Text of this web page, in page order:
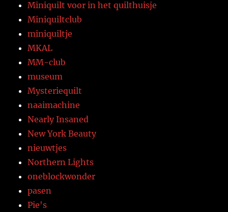
Miniquilt voor in het quilthuisje
Miniquiltclub
miniquiltje
MKAL
MM-club
museum
Mysteriequilt
naaimachine
Nearly Insaned
New York Beauty
nieuwtjes
Northern Lights
oneblockwonder
pasen
Pie's